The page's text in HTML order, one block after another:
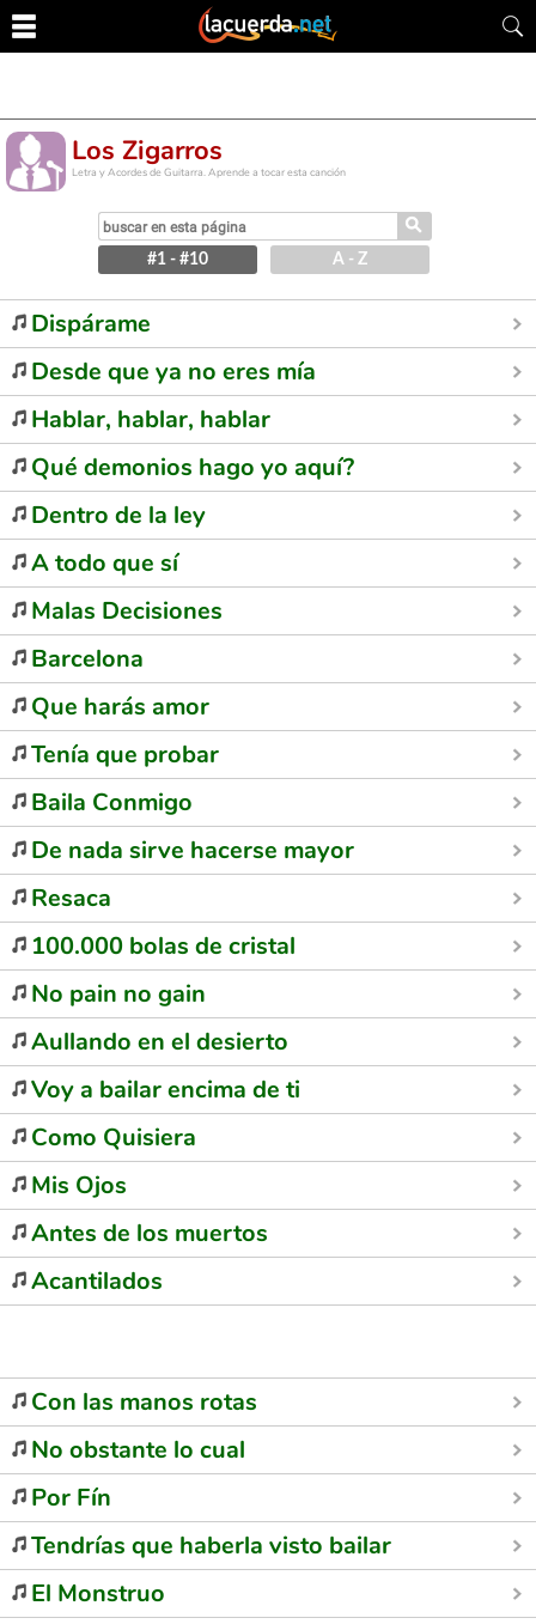
Los Zigarros
Letra y Acordes de Guitarra. Aprende a tocar esta canción
⚲
#1 - #10 A - Z
Dispárame
Desde que ya no eres mía
Hablar, hablar, hablar
Qué demonios hago yo aquí?
Dentro de la ley
A todo que sí
Malas Decisiones
Barcelona
Que harás amor
Tenía que probar
Baila Conmigo
De nada sirve hacerse mayor
Resaca
100.000 bolas de cristal
No pain no gain
Aullando en el desierto
Voy a bailar encima de ti
Como Quisiera
Mis Ojos
Antes de los muertos
Acantilados
Con las manos rotas
No obstante lo cual
Por Fín
Tendrías que haberla visto bailar
El Monstruo